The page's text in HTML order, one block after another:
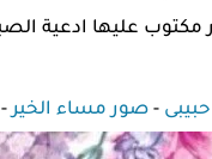
عليها ادعية
- صور مساء الخير-